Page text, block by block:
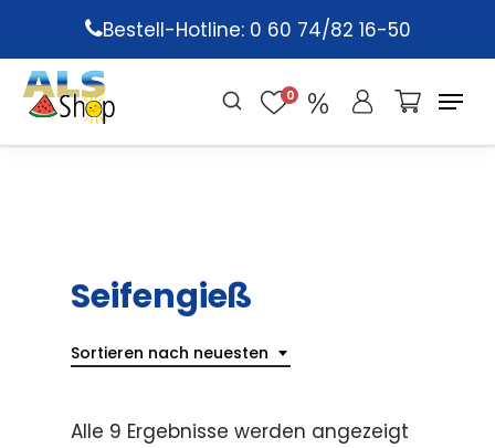
main
content
Bestell-Hotline: 0 60 74/82 16-50
0
Seifengieß
Sortieren nach neuesten
Alle 9 Ergebnisse werden angezeigt